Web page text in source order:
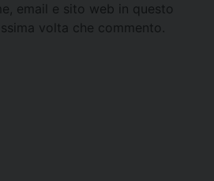
email e sito web in questo
volta che commento.